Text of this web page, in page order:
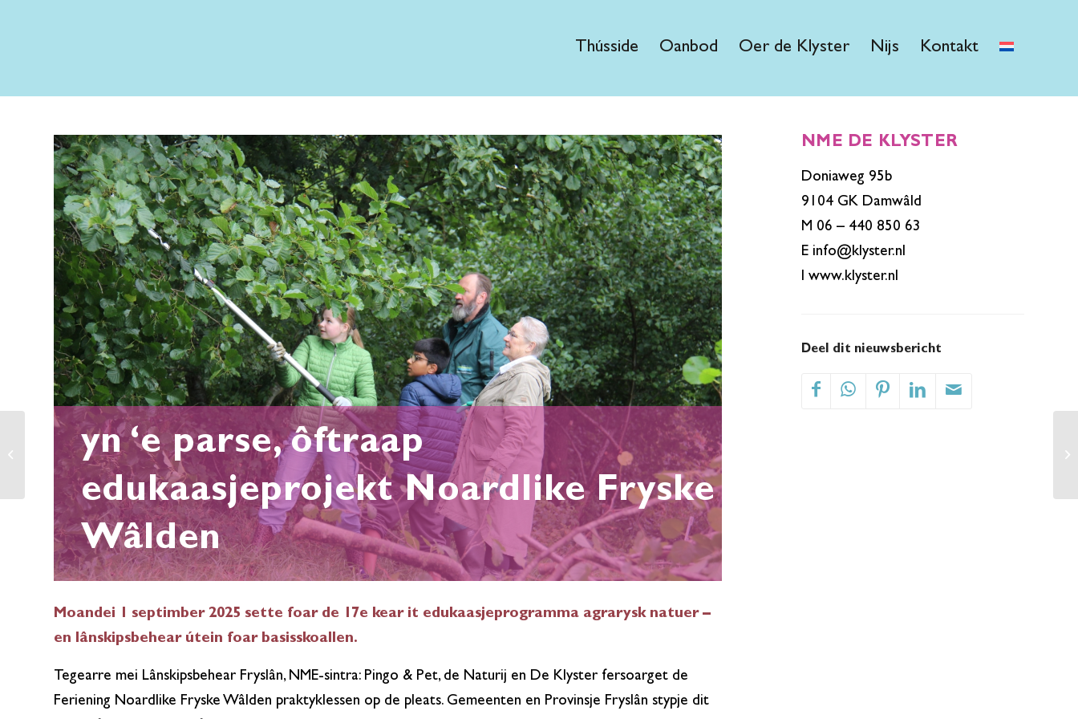
Thússide Oanbod Oer de Klyster Nijs Kontakt
yn ‘e parse, ôftraap
edukaasjeprojekt Noardlike Fryske
Wâlden
Moandei 1 septimber 2025 sette foar de 17e kear it edukaasjeprogramma agrarysk natuer –
en lânskipsbehear útein foar basisskoallen.
Tegearre mei Lânskipsbehear Fryslân, NME-sintra: Pingo & Pet, de Naturij en De Klyster fersoarget de
Feriening Noardlike Fryske Wâlden praktyklessen op de pleats. Gemeenten en Provinsje Fryslân stypje dit
NME DE KLYSTER
Doniaweg 95b
9104 GK Damwâld
M 06 – 440 850 63
E info@klyster.nl
Iwww.klyster.nl
Deel dit nieuwsbericht
Klyster nijsbrief nr. 07